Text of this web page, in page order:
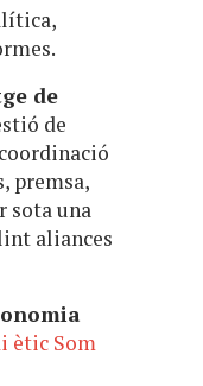
de
de
premsa,
sota una
aliances
ètic Som